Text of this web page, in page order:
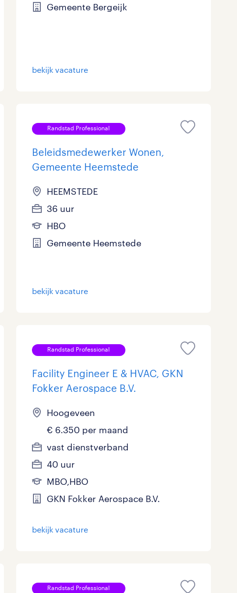
Gemeente Bergeijk
bekijk vacature
Randstad Professional
Beleidsmedewerker Wonen,
Gemeente Heemstede
HEEMSTEDE
36 uur
HBO
Gemeente Heemstede
bekijk vacature
Randstad Professional
Facility Engineer E & HVAC, GKN
Fokker Aerospace B.V.
Hoogeveen
€ 6.350 per maand
vast dienstverband
40 uur
MBO,HBO
GKN Fokker Aerospace B.V.
bekijk vacature
Randstad Professional